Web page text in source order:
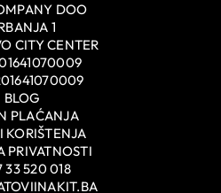
DOO
1
CITY CENTER
BLOG
PLAĆANJA
KORIŠTENJA
PRIVATNOSTI
33 520 018